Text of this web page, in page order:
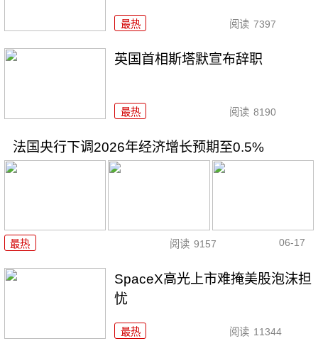
最热 阅读 7397
英国首相斯塔默宣布辞职
最热 阅读 8190
法国央行下调2026年经济增长预期至0.5%
最热 阅读 9157 06-17
SpaceX高光上市难掩美股泡沫担
忧
最热 阅读 11344